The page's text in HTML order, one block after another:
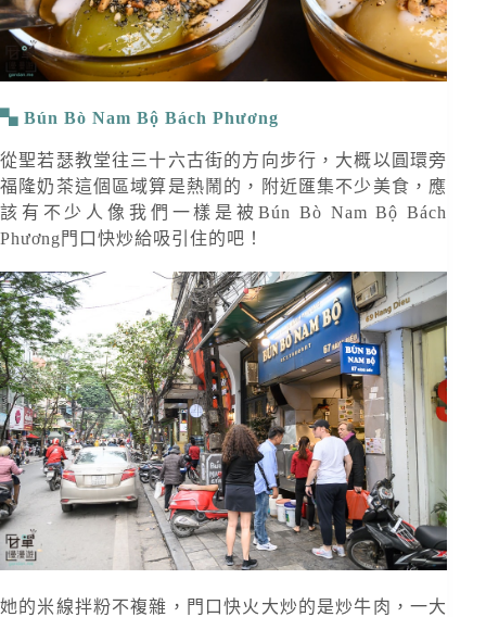
Bún Bò Nam Bộ Bách Phương
從聖若瑟教堂往三十六古街的方向步行，大概以圓環旁
福隆奶茶這個區域算是熱鬧的，附近匯集不少美食，應
該有不少人像我們一樣是被Bún Bò Nam Bộ Bách
Phương門口快炒給吸引住的吧！
她的米線拌粉不複雜，門口快火大炒的是炒牛肉，一大